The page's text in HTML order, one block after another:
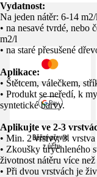
Vydatnost:
Na jeden nátěr: 6-14
• na nesavé tvrdé, nebo
m2/l
• na staré přesušené
Aplikace:
• Štětcem, válečkem,
• Produkt se neředí, k
syntetické barvy.
Aplikujte ve 2-3
• Min. 2 vrstvy, 3.
• Zkoušky urychleného
životnost nátěru více
• Při dvou vrstvách je